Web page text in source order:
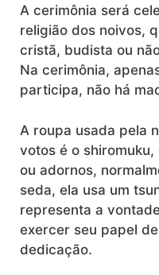
A cerimônia será
religião dos noivos,
cristã, budista ou
Na cerimônia,
participa, não há
A roupa usada pela
votos é o
ou adornos,
seda, ela usa um
representa a
exercer seu papel
dedicação.